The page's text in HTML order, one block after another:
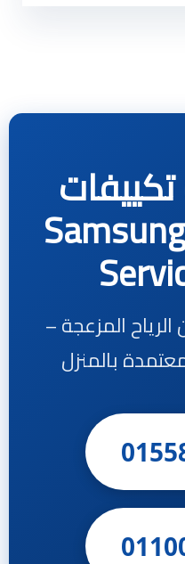
سامسونج | Samsung
الرياح المزعجة –
بالمنزل